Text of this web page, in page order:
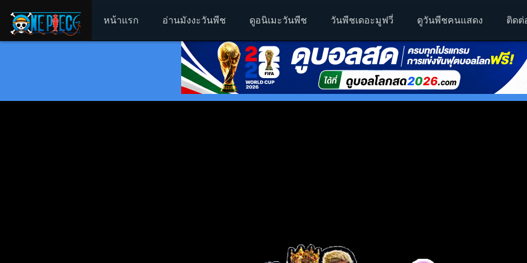
หน้าแรก อ่านมังงะวันพีช ดูอนิเมะวันพีช วันพีชเดอะมูฟวี่ ดูวันพีชคนแสดง ติดต่